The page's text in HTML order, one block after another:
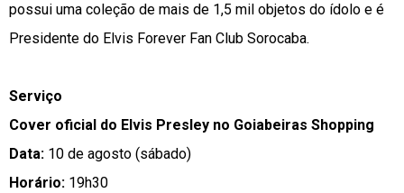
possui uma coleção de mais de 1,5 mil objetos do ídolo e é
Presidente do Elvis Forever Fan Club Sorocaba.
Serviço
Cover oficial do Elvis Presley no Goiabeiras Shopping
Data: 10 de agosto (sábado)
Horário: 19h30